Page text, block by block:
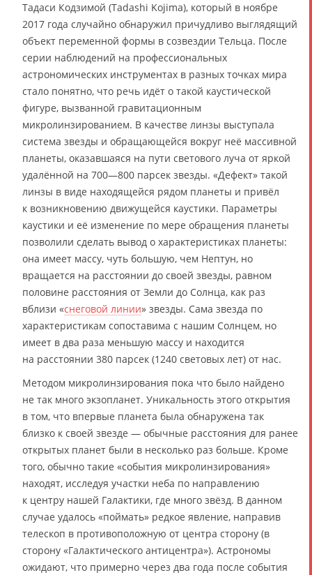
Тадаси Кодзимой (Tadashi Kojima), который в ноябре
2017 года случайно обнаружил причудливо выглядящий
объект переменной формы в созвездии Тельца. После
серии наблюдений на профессиональных
астрономических инструментах в разных точках мира
стало понятно, что речь идёт о такой каустической
фигуре, вызванной гравитационным
микролинзированием. В качестве линзы выступала
система звезды и обращающейся вокруг неё массивной
планеты, оказавшаяся на пути светового луча от яркой
удалённой на 700—800 парсек звезды. «Дефект» такой
линзы в виде находящейся рядом планеты и привёл
к возникновению движущейся каустики. Параметры
каустики и её изменение по мере обращения планеты
позволили сделать вывод о характеристиках планеты:
она имеет массу, чуть большую, чем Нептун, но
вращается на расстоянии до своей звезды, равном
половине расстояния от Земли до Солнца, как раз
вблизи «снеговой линии» звезды. Сама звезда по
характеристикам сопоставима с нашим Солнцем, но
имеет в два раза меньшую массу и находится
на расстоянии 380 парсек (1240 световых лет) от нас.
Методом микролинзирования пока что было найдено
не так много экзопланет. Уникальность этого открытия
в том, что впервые планета была обнаружена так
близко к своей звезде — обычные расстояния для ранее
открытых планет были в несколько раз больше. Кроме
того, обычно такие «события микролинзирования»
находят, исследуя участки неба по направлению
к центру нашей Галактики, где много звёзд. В данном
случае удалось «поймать» редкое явление, направив
телескоп в противоположную от центра сторону (в
сторону «Галактического антицентра»). Астрономы
ожидают, что примерно через два года после события